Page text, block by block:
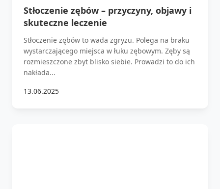
Stłoczenie zębów – przyczyny, objawy i
skuteczne leczenie
Stłoczenie zębów to wada zgryzu. Polega na braku
wystarczającego miejsca w łuku zębowym. Zęby są
rozmieszczone zbyt blisko siebie. Prowadzi to do ich
nakłada...
13.06.2025